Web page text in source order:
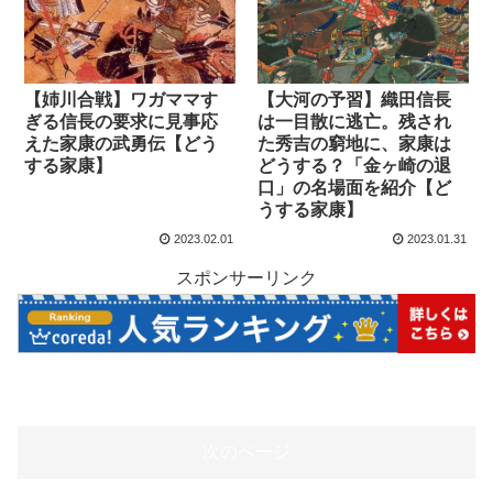
【姉川合戦】ワガママす
ぎる信長の要求に見事応
えた家康の武勇伝【どう
する家康】
2023.02.01
【大河の予習】織田信長
は一目散に逃亡。残され
た秀吉の窮地に、家康は
どうする？「金ヶ崎の退
口」の名場面を紹介【ど
うする家康】
2023.01.31
スポンサーリンク